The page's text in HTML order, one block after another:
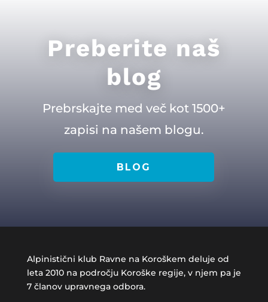
Preberite naš
blog
Prebrskajte med več kot 1500+
zapisi na našem blogu.
BLOG
Alpinistični klub Ravne na Koroškem deluje od
leta 2010 na področju Koroške regije, v njem pa je
7 članov upravnega odbora.